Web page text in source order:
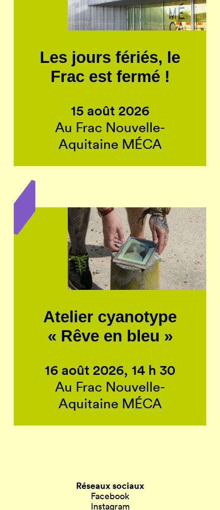
Les jours fériés, le
Frac est fermé !
15 août 2026
Au Frac Nouvelle-
Aquitaine MÉCA
Atelier cyanotype
« Rêve en bleu »
16 août 2026, 14 h 30
Au Frac Nouvelle-
Aquitaine MÉCA
Réseaux sociaux
Facebook
Instagram